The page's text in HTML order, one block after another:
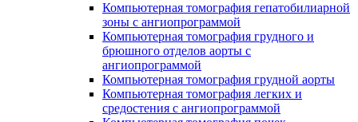
Компьютерная томография гепатобилиарной
зоны с ангиопрограммой
Компьютерная томография грудного и
брюшного отделов аорты с
ангиопрограммой
Компьютерная томография грудной аорты
Компьютерная томография легких и
средостения с ангиопрограммой